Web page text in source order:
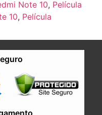
Note 10, Película
10, Película